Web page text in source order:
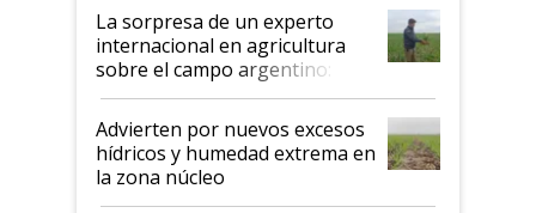
La sorpresa de un experto
internacional en agricultura
sobre el campo argentino:
"Estoy muy impresionado"
Advierten por nuevos excesos
hídricos y humedad extrema en
la zona núcleo